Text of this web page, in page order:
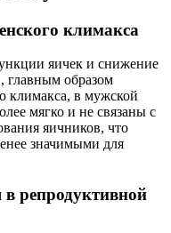
климакса
яичек и снижение
главным образом
климакса, в мужской
мягко и не связаны с
яичников, что
значимыми для
репродуктивной